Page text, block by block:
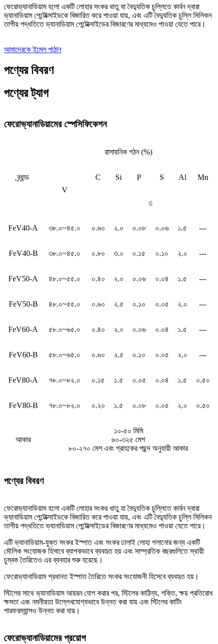
ফেরোভ্যানাডিয়াম হলো একটি লোহার সংকর ধাতু যা বৈদ্যুতিক চুল্লিতে কার্বন দ্বারা
ভ্যানাডিয়াম পেন্টোক্সাইডকে বিজারিত করে পাওয়া যায়, এবং এটি বৈদ্যুতিক চুল্লি সিলিকন
তাপীয় পদ্ধতিতে ভ্যানাডিয়াম পেন্টোক্সাইডের বিজারণের মাধ্যমেও পাওয়া যেতে পারে।
আমাদেরকে ইমেল পাঠান
পণ্যের বিবরণ
পণ্যের ট্যাগ
ফেরোভ্যানাডিয়ামের স্পেসিফিকেশন
ব্র্যান্ড
রাসায়নিক গঠন (%)
V
C Si P S Al Mn
≤
FeV40-A ৩৮.০~৪৫.০ ০.৬০ ২.০ ০.০৮ ০.০৬ ১.৫ ---
FeV40-B ৩৮.০~৪৫.০ ০.৮০ ৩.০ ০.১৫ ০.১০ ২.০ ---
FeV50-A ৪৮.০~৫৫.০ ০.৪০ ২.০ ০.০৬ ০.০৪ ১.৫ ---
FeV50-B ৪৮.০~৫৫.০ ০.৬০ ২.৫ ০.১০ ০.০৫ ২.০ ---
FeV60-A ৫৮.০~৬৫.০ ০.৪০ ২.০ ০.০৬ ০.০৪ ১.৫ ---
FeV60-B ৫৮.০~৬৫.০ ০.৬০ ২.৫ ০.১০ ০.০৫ ২.০ ---
FeV80-A ৭৮.০~৮২.০ ০.১৫ ১.৫ ০.০৫ ০.০৪ ১.৫ ০.৫০
FeV80-B ৭৮.০~৮২.০ ০.২০ ১.৫ ০.০৮ ০.০৫ ২.০ ০.৫০
আকার
১০-৫০ মিমি
৬০-৩২৫ মেশ
৮০-২৭০ মেশ এবং গ্রাহকের পছন্দ অনুযায়ী আকার
পণ্যের বিবরণ
ফেরোভ্যানাডিয়াম হলো একটি লোহার সংকর ধাতু যা বৈদ্যুতিক চুল্লিতে কার্বন দ্বারা
ভ্যানাডিয়াম পেন্টোক্সাইডকে বিজারিত করে পাওয়া যায়, এবং এটি বৈদ্যুতিক চুল্লি সিলিকন
তাপীয় পদ্ধতিতে ভ্যানাডিয়াম পেন্টোক্সাইডের বিজারণের মাধ্যমেও পাওয়া যেতে পারে।
এটি ভ্যানাডিয়াম-যুক্ত সংকর ইস্পাত এবং সংকর ঢালাই লোহা গলানোর জন্য একটি
মৌলিক সংযোজক হিসাবে ব্যাপকভাবে ব্যবহৃত হয় এবং সাম্প্রতিক বছরগুলিতে স্থায়ী
চুম্বক তৈরিতেও এর ব্যবহার শুরু হয়েছে।
ফেরোভ্যানাডিয়াম প্রধানত ইস্পাত তৈরিতে সংকর সংযোজনী হিসেবে ব্যবহৃত হয়।
স্টিলের সাথে ভ্যানাডিয়াম আয়রন যোগ করার পর, স্টিলের কাঠিন্য, শক্তি, ক্ষয় প্রতিরোধ
ক্ষমতা এবং নমনীয়তা উল্লেখযোগ্যভাবে উন্নত করা যায় এবং স্টিলের কাটিং
পারফরম্যান্সও উন্নত করা যায়।
ফেরোভ্যানাডিয়ামের প্রয়োগ